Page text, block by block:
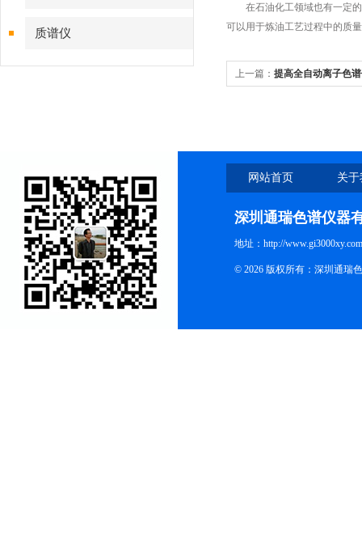
在石油化工领域也有一定的
可以用于炼油工艺过程中的质
上一篇： 提高全自动离子色
质谱仪
网站首页 关
深圳通瑞色谱仪器
地址：http://
© 2026 版权所有：深圳通瑞